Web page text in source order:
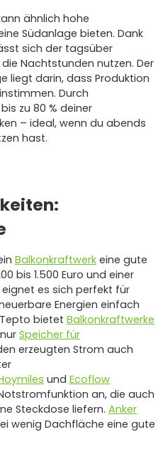
ähnlich hohe
Südanlage bieten. Dank
sich der tagsüber
Nachtstunden nutzen. Der
liegt darin, dass Produktion
Durch
zu 80 % deiner
– ideal, wenn du abends
hast.
Balkonkraftwerk eine gute
bis 1.500 Euro und einer
es sich perfekt für
Energien einfach
bietet Balkonkraftwerke
Speicher für
erzeugten Strom auch
und Ecoflow
an, die auch
Steckdose liefern. Anker
wenig Dachfläche eine gute